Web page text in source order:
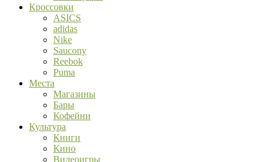
Кроссовки
ASICS
adidas
Nike
Saucony
Reebok
Puma
Места
Магазины
Бары
Кофейни
Культура
Книги
Кино
Видеоигры